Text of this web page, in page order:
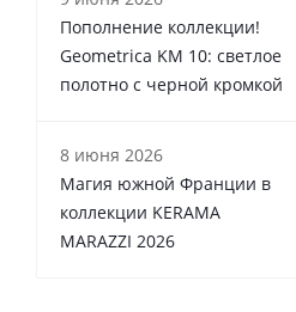
Пополнение коллекции!
Geometrica KM 10: светлое
полотно с черной кромкой
8 июня 2026
Магия южной Франции в
коллекции KERAMA
MARAZZI 2026